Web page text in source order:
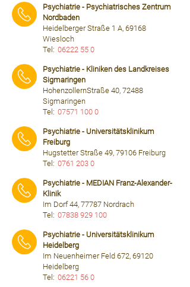
Psychiatrie - Psychiatrisches Zentrum
Nordbaden
Heidelberger Straße 1 A, 69168
Wiesloch
Tel: 06222 55 0
Psychiatrie - Kliniken des Landkreises
Sigmaringen
HohenzollernStraße 40, 72488
Sigmaringen
Tel: 07571 100 0
Psychiatrie - Universitätsklinikum
Freiburg
Hugstetter Straße 49, 79106 Freiburg
Tel: 0761 203 0
Psychiatrie - MEDIAN Franz-Alexander-
Klinik
Im Dorf 44, 77787 Nordrach
Tel: 07838 929 100
Psychiatrie - Universitätsklinikum
Heidelberg
Im Neuenheimer Feld 672, 69120
Heidelberg
Tel: 06221 56 0